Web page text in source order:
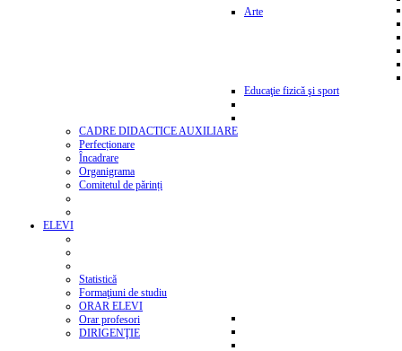
Arte
Educaţie fizică şi sport
CADRE DIDACTICE AUXILIARE
Perfecționare
Încadrare
Organigrama
Comitetul de părinți
ELEVI
Statistică
Formaţiuni de studiu
ORAR ELEVI
Orar profesori
DIRIGENŢIE